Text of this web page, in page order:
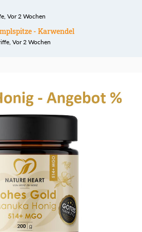
Vor 2 Wochen
- Karwendel
Vor 2 Wochen